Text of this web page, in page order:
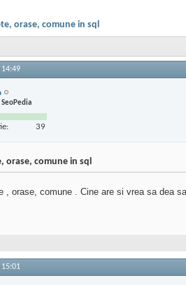
orase, comune in sql
14:49
39
orase, comune in sql
, orase, comune . Cine are si vrea sa dea
15:01